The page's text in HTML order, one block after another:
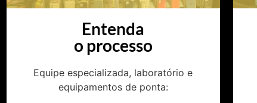
Entenda
o processo
Equipe especializada, laboratório e
equipamentos de ponta: